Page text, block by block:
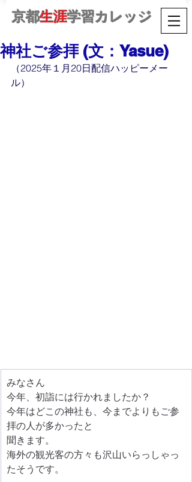
京都生涯学習カレッジ
神社ご参拝 (文：Yasue)
（2025年１月20日配信ハッピーメー
ル）
みなさん
今年、初詣には行かれましたか？
今年はどこの神社も、今までよりもご参
拝の人が多かったと
聞きます。
海外の観光客の方々も沢山いらっしゃっ
たそうです。